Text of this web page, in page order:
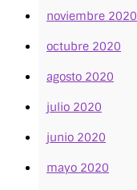
noviembre 2020
octubre 2020
agosto 2020
julio 2020
junio 2020
mayo 2020